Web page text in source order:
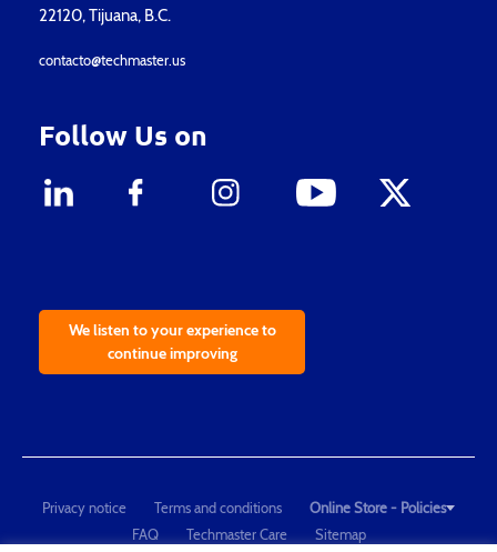
22120, Tijuana, B.C.
contacto@techmaster.us
Follow Us on
We listen to your experience to
continue improving
Privacy notice Terms and conditions
Online Store - Policies
FAQ
Techmaster Care
Sitemap